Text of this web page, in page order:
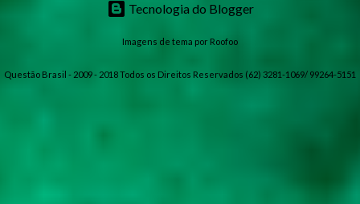
Tecnologia do Blogger
Imagens de tema por Roofoo
Questão Brasil - 2009 - 2018 Todos os Direitos Reservados (62) 3281-1069/ 99264-5151